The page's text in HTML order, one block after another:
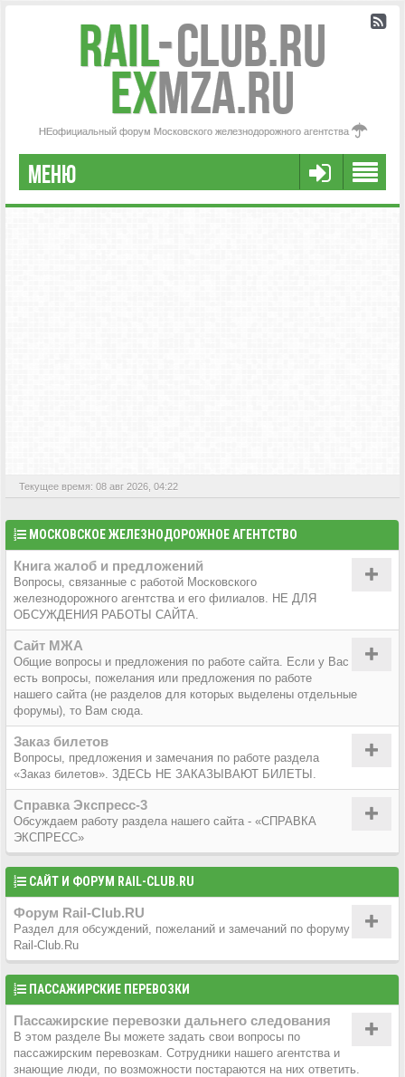
Rail-Club.RU
exMZA.RU
НЕофициальный форум Московского железнодорожного агентства
МЕНЮ
РЕГИСТРАЦИЯ
Текущее время: 08 авг 2026, 04:22
МОСКОВСКОЕ ЖЕЛЕЗНОДОРОЖНОЕ АГЕНТСТВО
Книга жалоб и предложений
Вопросы, связанные с работой Московского
железнодорожного агентства и его филиалов. НЕ ДЛЯ
ОБСУЖДЕНИЯ РАБОТЫ САЙТА.
Сайт МЖА
Общие вопросы и предложения по работе сайта. Если у Вас
есть вопросы, пожелания или предложения по работе
нашего сайта (не разделов для которых выделены отдельные
форумы), то Вам сюда.
Заказ билетов
Вопросы, предложения и замечания по работе раздела
«Заказ билетов». ЗДЕСЬ НЕ ЗАКАЗЫВАЮТ БИЛЕТЫ.
Справка Экспресс-3
Обсуждаем работу раздела нашего сайта - «СПРАВКА
ЭКСПРЕСС»
САЙТ И ФОРУМ RAIL-CLUB.RU
Форум Rail-Club.RU
Раздел для обсуждений, пожеланий и замечаний по форуму
Rail-Club.Ru
ПАССАЖИРСКИЕ ПЕРЕВОЗКИ
Пассажирские перевозки дальнего следования
В этом разделе Вы можете задать свои вопросы по
пассажирским перевозкам. Сотрудники нашего агентства и
знающие люди, по возможности постараются на них ответить.